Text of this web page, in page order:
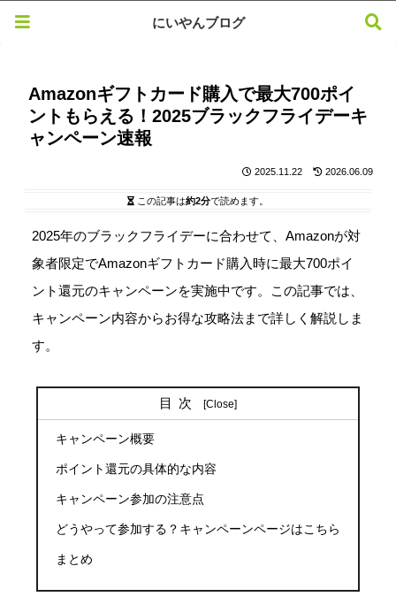
Amazonギフトカード購入で最大700ポイ
ントもらえる！2025ブラックフライデーキ
ャンペーン速報
2025.11.22 2026.06.09
この記事は約2分で読めます。
2025年のブラックフライデーに合わせて、Amazonが対
象者限定でAmazonギフトカード購入時に最大700ポイ
ント還元のキャンペーンを実施中です。この記事では、
キャンペーン内容からお得な攻略法まで詳しく解説しま
す。
目次
キャンペーン概要
ポイント還元の具体的な内容
キャンペーン参加の注意点
どうやって参加する？キャンペーンページはこちら
まとめ
にいやんブログ